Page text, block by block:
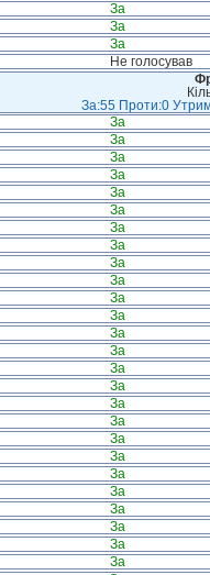
За
За
За
Не голосував
За:55 Проти:0
За
За
За
За
За
За
За
За
За
За
За
За
За
За
За
За
За
За
За
За
За
За
За
За
За
За